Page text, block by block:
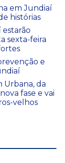
em Jundiaí
histórias
sexta-feira
e
Urbana, da
fase e vai
velhos